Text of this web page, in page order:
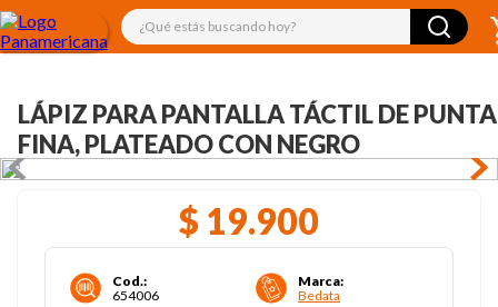
¿Qué estás buscando hoy?
LÁPIZ PARA PANTALLA TÁCTIL DE PUNTA
FINA, PLATEADO CON NEGRO
$ 19.900
Cod.:
654006
Marca:
Bedata